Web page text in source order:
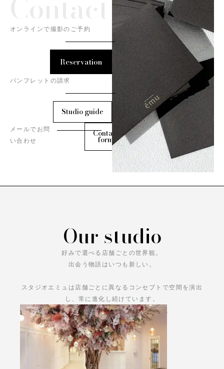
オンラインで撮影のご予約
Reservation
パンフレットの請求
Studio guide
メールでお問
い合わせ
Contact
form
Our studio
好みで選べる店舗ごとの世界観。
出会う物語はいつも新しい。
スタジオエミュは店舗ごとに異なるコンセプトで空間を演出
し、常に進化し続けています。
あなただけの物語をお楽しみください。